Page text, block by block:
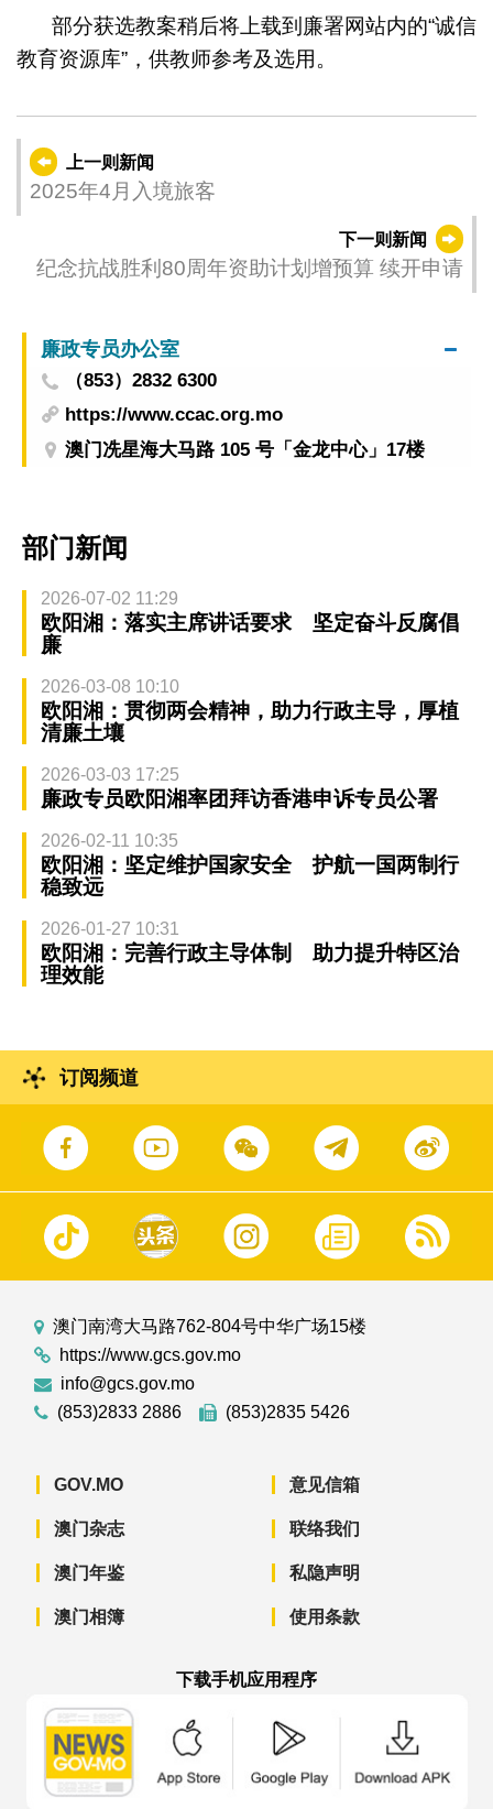
部分获选教案稍后将上载到廉署网站内的“诚信
教育资源库”，供教师参考及选用。
上一则新闻
2025年4月入境旅客
下一则新闻
纪念抗战胜利80周年资助计划增预算 续开申请
廉政专员办公室
（853）2832 6300
https://www.ccac.org.mo
澳门冼星海大马路 105 号「金龙中心」17楼
部门新闻
2026-07-02 11:29
欧阳湘：落实主席讲话要求 坚定奋斗反腐倡
廉
2026-03-08 10:10
欧阳湘：贯彻两会精神，助力行政主导，厚植
清廉土壤
2026-03-03 17:25
廉政专员欧阳湘率团拜访香港申诉专员公署
2026-02-11 10:35
欧阳湘：坚定维护国家安全 护航一国两制行
稳致远
2026-01-27 10:31
欧阳湘：完善行政主导体制 助力提升特区治
理效能
订阅频道
澳门南湾大马路762-804号中华广场15楼
https://www.gcs.gov.mo
info@gcs.gov.mo
(853)2833 2886
(853)2835 5426
GOV.MO
澳门杂志
澳门年鉴
澳门相簿
意见信箱
联络我们
私隐声明
使用条款
下载手机应用程序